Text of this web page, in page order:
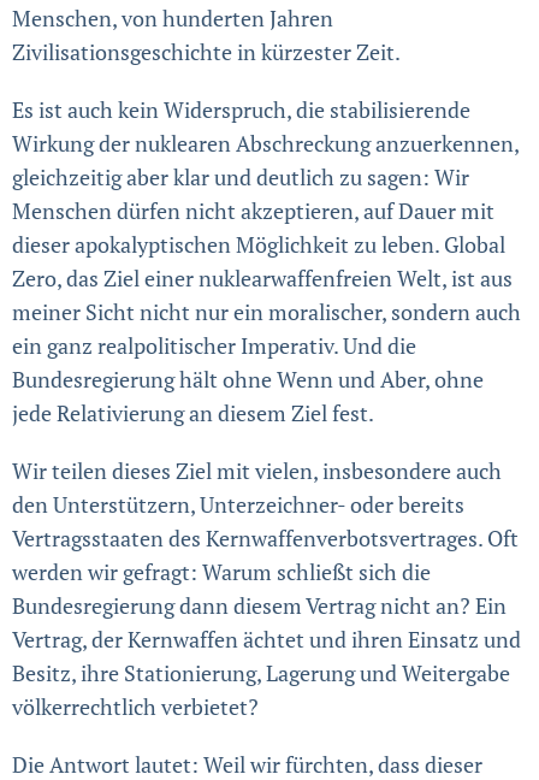
Menschen, von hunderten Jahren
Zivilisationsgeschichte in kürzester Zeit.
Es ist auch kein Widerspruch, die stabilisierende
Wirkung der nuklearen Abschreckung anzuerkennen,
gleichzeitig aber klar und deutlich zu sagen: Wir
Menschen dürfen nicht akzeptie­ren, auf Dauer mit
dieser apokalyptischen Möglich­keit zu leben. Global
Zero, das Ziel einer nuklear­waffen­freien Welt, ist aus
meiner Sicht nicht nur ein mora­lischer, sondern auch
ein ganz realpolitischer Imperativ. Und die
Bundesregierung hält ohne Wenn und Aber, ohne
jede Relativierung an diesem Ziel fest.
Wir teilen dieses Ziel mit vielen, insbesondere auch
den Unterstützern, Unterzeichner- oder bereits
Vertrags­staaten des Kernwaffenverbotsvertrages. Oft
werden wir gefragt: Warum schließt sich die
Bundesregierung dann diesem Vertrag nicht an? Ein
Vertrag, der Kernwaffen ächtet und ihren Einsatz und
Besitz, ihre Stationierung, Lagerung und Weitergabe
völkerrechtlich verbietet?
Die Antwort lautet: Weil wir fürchten, dass dieser